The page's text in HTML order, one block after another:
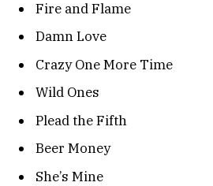
Fire and Flame
Damn Love
Crazy One More Time
Wild Ones
Plead the Fifth
Beer Money
She’s Mine